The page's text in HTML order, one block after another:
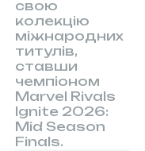
свою
колекцію
міжнародних
титулів,
ставши
чемпіоном
Marvel Rivals
Ignite 2026:
Mid Season
Finals.